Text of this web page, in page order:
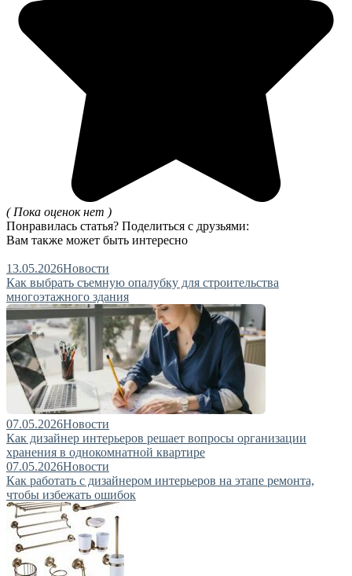
( Пока оценок нет )
Понравилась статья? Поделиться с друзьями:
Вам также может быть интересно
13.05.2026Новости
Как выбрать съемную опалубку для строительства
многоэтажного здания
07.05.2026Новости
Как дизайнер интерьеров решает вопросы организации
хранения в однокомнатной квартире
07.05.2026Новости
Как работать с дизайнером интерьеров на этапе ремонта,
чтобы избежать ошибок